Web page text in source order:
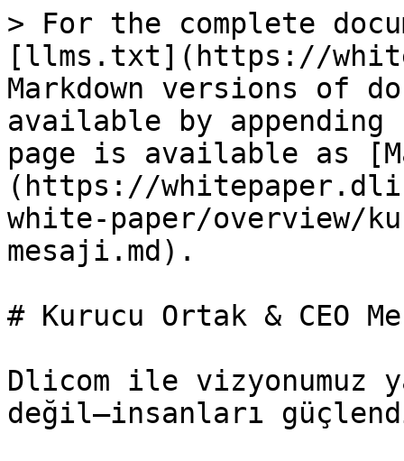
> For the complete
[llms.txt](https://
Markdown versions of
available by
page is available as
(https://
white-paper/overview/
mesaji.md).
# Kurucu Ortak & CEO
Dlicom ile vizyonumuz
değil—insanları